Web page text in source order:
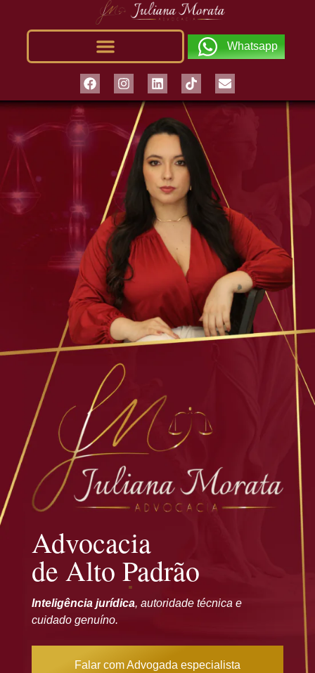
Whatsapp
Advocacia
de Alto Padrão
Inteligência jurídica, autoridade técnica e
cuidado genuíno.
Falar com Advogada especialista